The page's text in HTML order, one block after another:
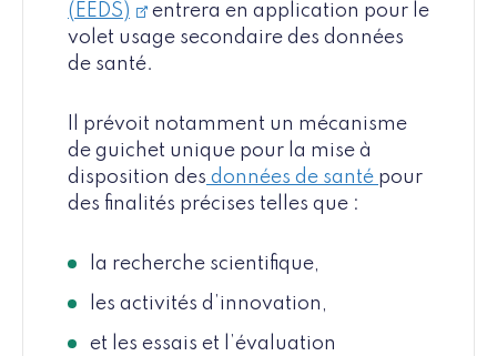
(EEDS)
entrera en application pour le
volet usage secondaire des données
de santé.
Il prévoit notamment un mécanisme
de guichet unique pour la mise à
disposition des données de santé pour
des finalités précises telles que :
la recherche scientifique,
les activités d’innovation,
et les essais et l’évaluation